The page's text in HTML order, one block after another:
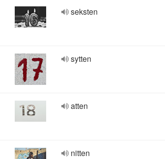
seksten
sytten
atten
nitten